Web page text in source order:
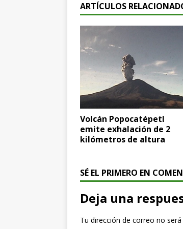
ARTÍCULOS
Volcán Popocatépetl
emite exhalación de 2
kilómetros de altura
SÉ EL PRIMERO EN
Deja una
Tu dirección de correo no será